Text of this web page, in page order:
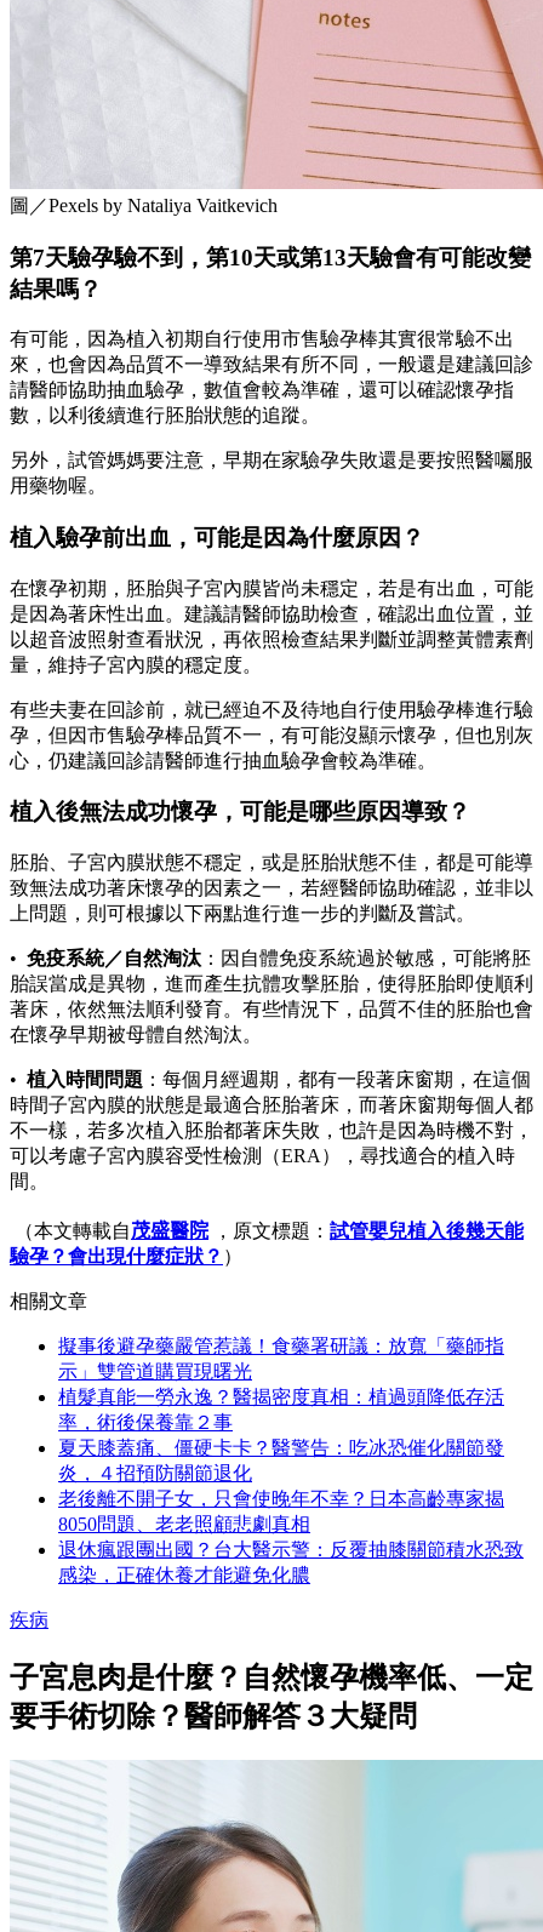
圖／Pexels by Nataliya Vaitkevich
第7天驗孕驗不到，第10天或第13天驗會有可能改變
結果嗎？
有可能，因為植入初期自行使用市售驗孕棒其實很常驗不出
來，也會因為品質不一導致結果有所不同，一般還是建議回診
請醫師協助抽血驗孕，數值會較為準確，還可以確認懷孕指
數，以利後續進行胚胎狀態的追蹤。
另外，試管媽媽要注意，早期在家驗孕失敗還是要按照醫囑服
用藥物喔。
植入驗孕前出血，可能是因為什麼原因？
在懷孕初期，胚胎與子宮內膜皆尚未穩定，若是有出血，可能
是因為著床性出血。建議請醫師協助檢查，確認出血位置，並
以超音波照射查看狀況，再依照檢查結果判斷並調整黃體素劑
量，維持子宮內膜的穩定度。
有些夫妻在回診前，就已經迫不及待地自行使用驗孕棒進行驗
孕，但因市售驗孕棒品質不一，有可能沒顯示懷孕，但也別灰
心，仍建議回診請醫師進行抽血驗孕會較為準確。
植入後無法成功懷孕，可能是哪些原因導致？
胚胎、子宮內膜狀態不穩定，或是胚胎狀態不佳，都是可能導
致無法成功著床懷孕的因素之一，若經醫師協助確認，並非以
上問題，則可根據以下兩點進行進一步的判斷及嘗試。
• 免疫系統／自然淘汰 ：因自體免疫系統過於敏感，可能將胚
胎誤當成是異物，進而產生抗體攻擊胚胎，使得胚胎即使順利
著床，依然無法順利發育。有些情況下，品質不佳的胚胎也會
在懷孕早期被母體自然淘汰。
• 植入時間問題 ：每個月經週期，都有一段著床窗期，在這個
時間子宮內膜的狀態是最適合胚胎著床，而著床窗期每個人都
不一樣，若多次植入胚胎都著床失敗，也許是因為時機不對，
可以考慮子宮內膜容受性檢測（ERA），尋找適合的植入時
間。
（本文轉載自茂盛醫院 ，原文標題： 試管嬰兒植入後幾天能
驗孕？會出現什麼症狀？ ）
相關文章
擬事後避孕藥嚴管惹議！食藥署研議：放寬「藥師指
示」雙管道購買現曙光
植髮真能一勞永逸？醫揭密度真相：植過頭降低存活
率，術後保養靠２事
夏天膝蓋痛、僵硬卡卡？醫警告：吃冰恐催化關節發
炎，４招預防關節退化
老後離不開子女，只會使晚年不幸？日本高齡專家揭
8050問題、老老照顧悲劇真相
退休瘋跟團出國？台大醫示警：反覆抽膝關節積水恐致
感染，正確休養才能避免化膿
疾病
子宮息肉是什麼？自然懷孕機率低、一定
要手術切除？醫師解答３大疑問